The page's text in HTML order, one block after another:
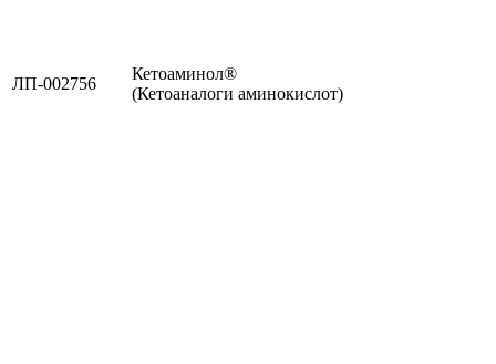
ЛП-002756
Кетоаминол®
(Кетоаналоги аминокислот)